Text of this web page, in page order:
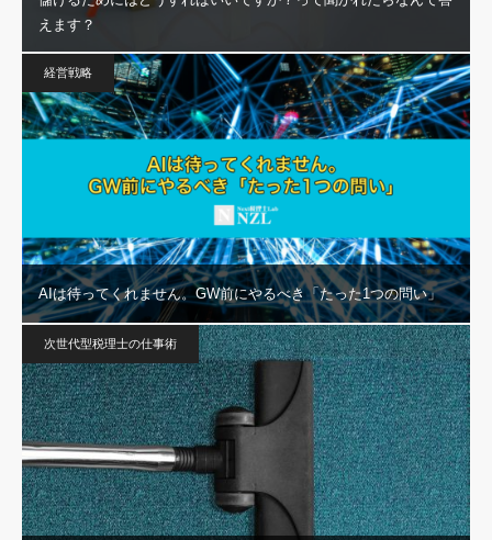
えます？
経営戦略
AIは待ってくれません。GW前にやるべき「たった1つの問い」
次世代型税理士の仕事術